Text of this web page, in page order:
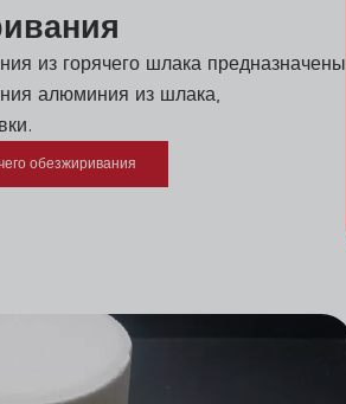
из горячего шлака предназначены
алюминия из шлака,
обезжиривания